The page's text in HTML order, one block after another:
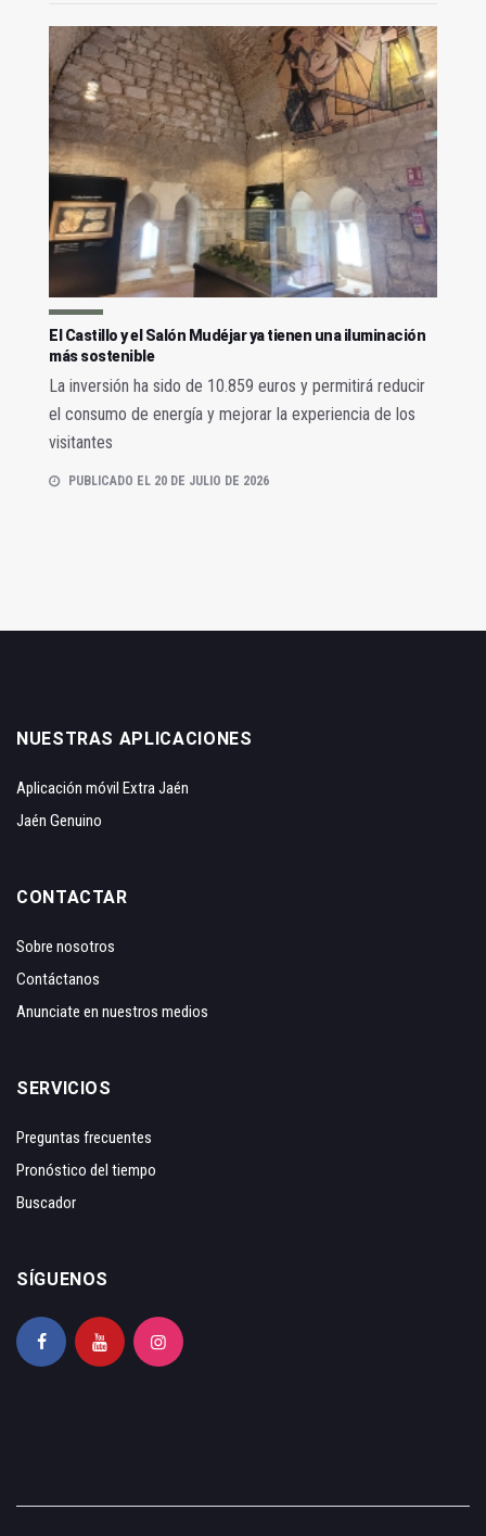
El Castillo y el Salón Mudéjar ya tienen una iluminación
más sostenible
La inversión ha sido de 10.859 euros y permitirá reducir
el consumo de energía y mejorar la experiencia de los
visitantes
PUBLICADO EL 20 DE JULIO DE 2026
NUESTRAS APLICACIONES
Aplicación móvil Extra Jaén
Jaén Genuino
CONTACTAR
Sobre nosotros
Contáctanos
Anunciate en nuestros medios
SERVICIOS
Preguntas frecuentes
Pronóstico del tiempo
Buscador
SÍGUENOS